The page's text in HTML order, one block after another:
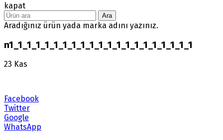
kapat
Ara
Aradığınız ürün yada marka adını yazınız.
n1_1_1_1_1_1_1_1_1_1_1_1_1_1_1_1_1_1_1_1_1
23 Kas
Facebook
Twitter
Google
WhatsApp